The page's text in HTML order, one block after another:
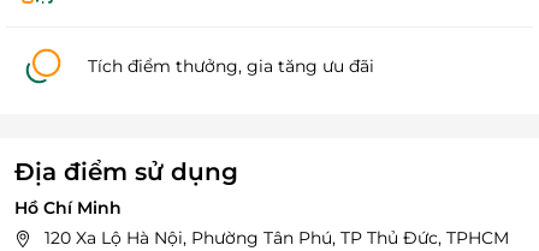
Tích điểm thưởng, gia tăng ưu đãi
Địa điểm sử dụng
Hồ Chí Minh
120 Xa Lộ Hà Nội, Phường Tân Phú, TP Thủ Đức, TPHCM